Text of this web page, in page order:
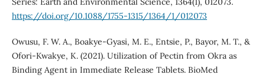
https://doi.org/10.1088/1755-1315/1364/1/012073
Owusu, F. W. A., Boakye-Gyasi, M. E., Entsie, P., Bayor, M. T., &
Ofori-Kwakye, K. (2021). Utilization of Pectin from Okra as
Binding Agent in Immediate Release Tablets. BioMed